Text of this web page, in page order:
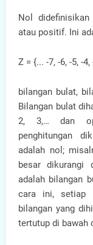
Nol
atau positif. Ini
Z = {... -7, -6, -5, -
bilangan bulat,
Bilangan bulat
2, 3,… dan
penghitungan
adalah nol;
besar dikurangi
adalah bilangan
cara ini, setiap
bilangan yang
tertutup di bawah